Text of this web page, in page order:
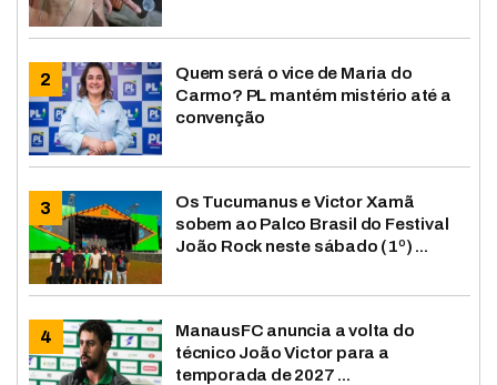
Quem será o vice de Maria do
Carmo? PL mantém mistério até a
convenção
Os Tucumanus e Victor Xamã
sobem ao Palco Brasil do Festival
João Rock neste sábado (1º) ...
ManausFC anuncia a volta do
técnico João Victor para a
temporada de 2027 ...